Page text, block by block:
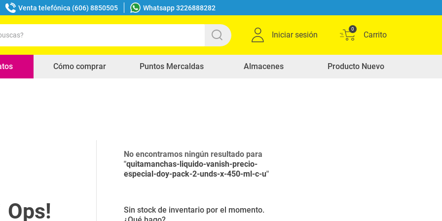
Venta telefónica (606) 8850505 Whatsapp 3226888282
Iniciar sesión
0
Cómo comprar Puntos Mercaldas Almacenes Producto Nuevo
No encontramos ningún resultado para
"quitamanchas-liquido-vanish-precio-
especial-doy-pack-2-unds-x-450-ml-c-u"
Sin stock de inventario por el momento.
buscados